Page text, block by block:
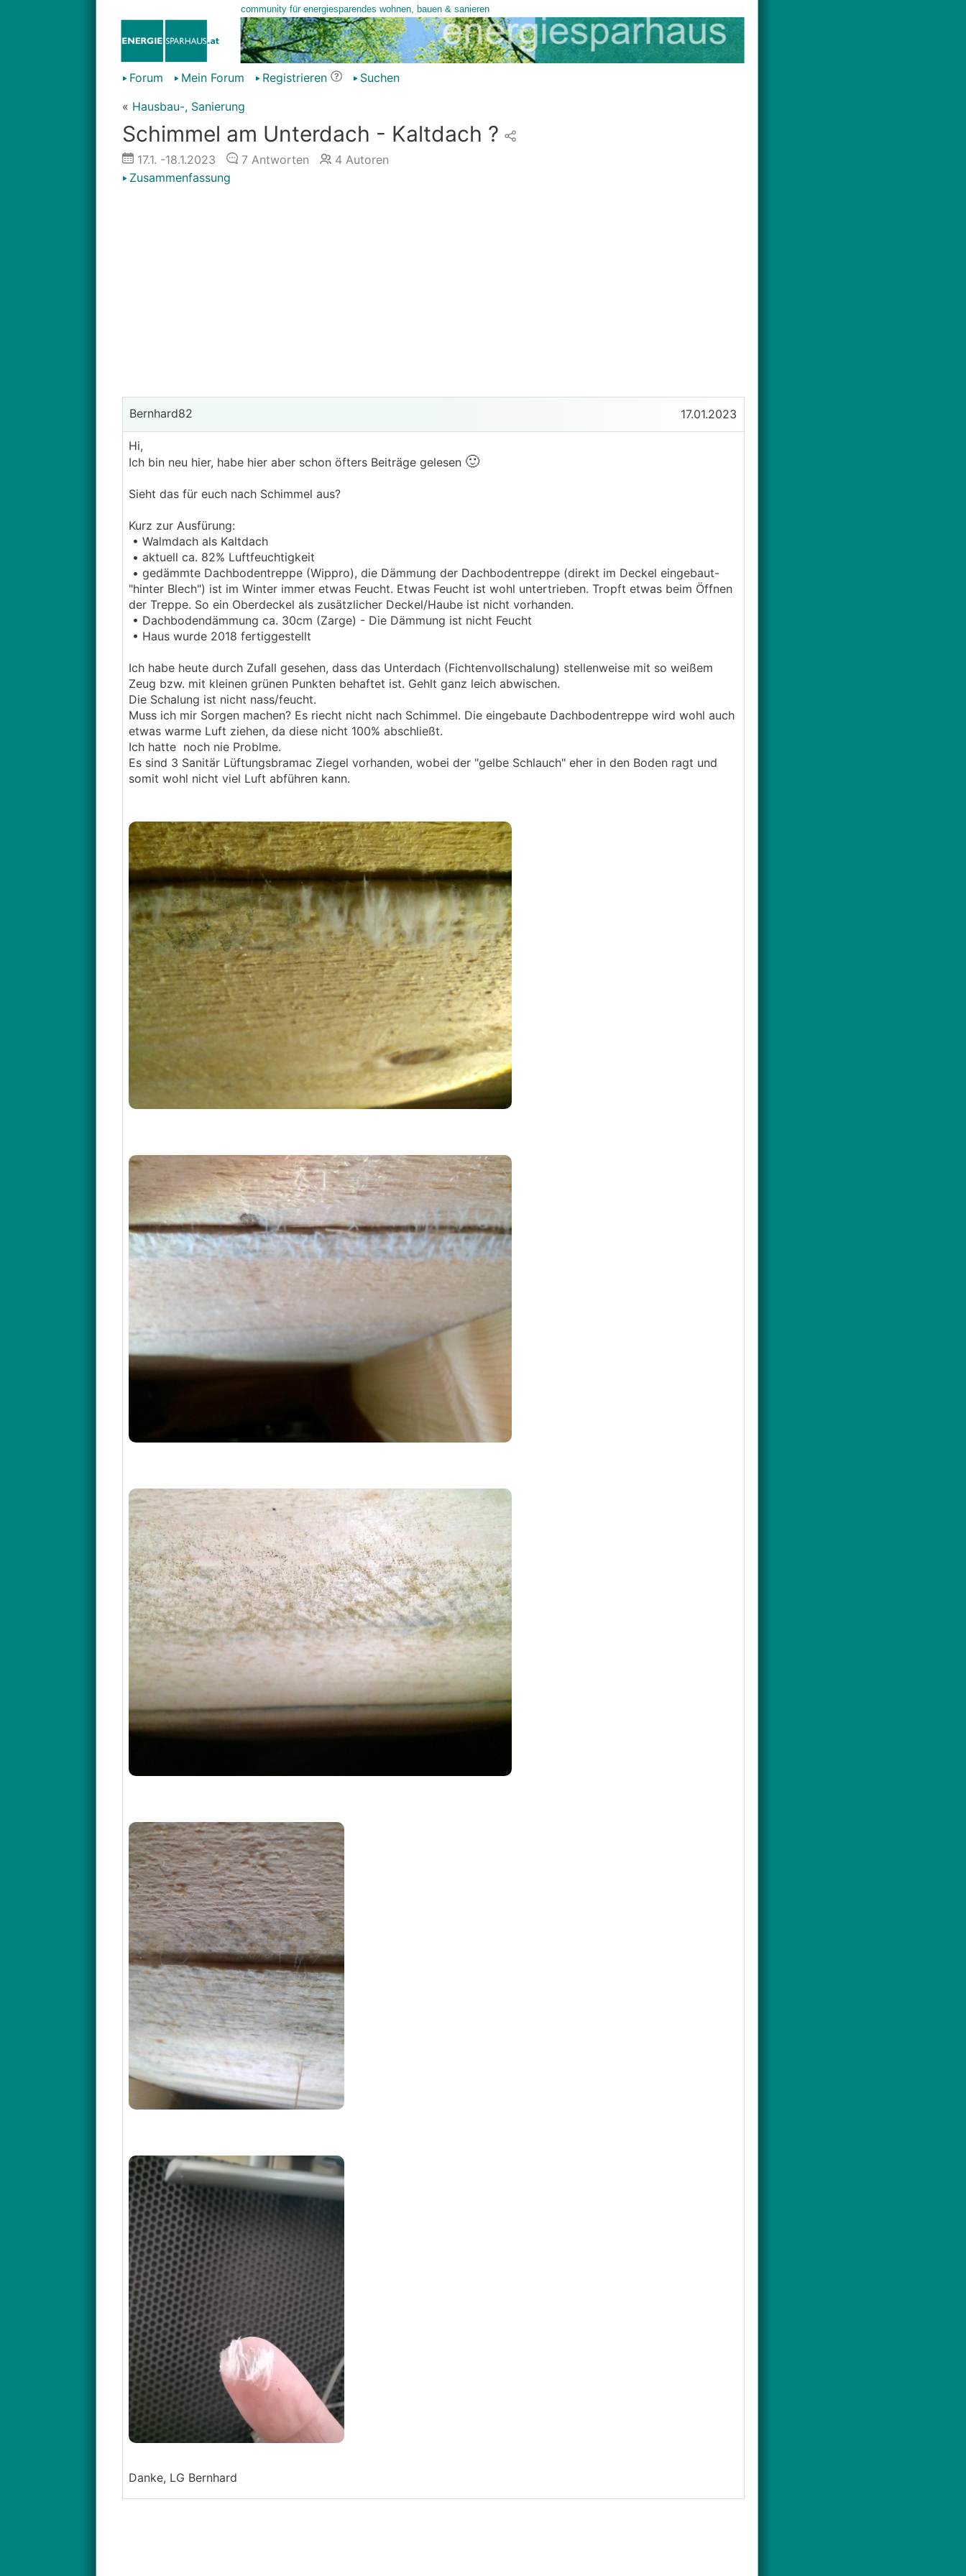
Forum Mein Forum Registrieren
Suchen
« Hausbau-, Sanierung
Schimmel am Unterdach - Kaltdach ?
17.1. -18.1.2023 7Antworten 4Autoren
Zusammenfassung
Bernhard82 17.01.2023
Hi,
Ich bin neu hier, habe hier aber schon öfters Beiträge gelesen 🙂
Sieht das für euch nach Schimmel aus?
Kurz zur Ausfürung:
• Walmdach als Kaltdach
• aktuell ca. 82% Luftfeuchtigkeit
• gedämmte Dachbodentreppe (Wippro), die Dämmung der Dachbodentreppe (direkt im Deckel eingebaut-
"hinter Blech") ist im Winter immer etwas Feucht. Etwas Feucht ist wohl untertrieben. Tropft etwas beim Öffnen
der Treppe. So ein Oberdeckel als zusätzlicher Deckel/Haube ist nicht vorhanden.
• Dachbodendämmung ca. 30cm (Zarge) - Die Dämmung ist nicht Feucht
• Haus wurde 2018 fertiggestellt
Ich habe heute durch Zufall gesehen, dass das Unterdach (Fichtenvollschalung) stellenweise mit so weißem
Zeug bzw. mit kleinen grünen Punkten behaftet ist. Gehlt ganz leich abwischen.
Die Schalung ist nicht nass/feucht.
Muss ich mir Sorgen machen? Es riecht nicht nach Schimmel. Die eingebaute Dachbodentreppe wird wohl auch
etwas warme Luft ziehen, da diese nicht 100% abschließt.
Ich hatte noch nie Problme.
Es sind 3 Sanitär Lüftungsbramac Ziegel vorhanden, wobei der "gelbe Schlauch" eher in den Boden ragt und
somit wohl nicht viel Luft abführen kann.
Danke, LG Bernhard